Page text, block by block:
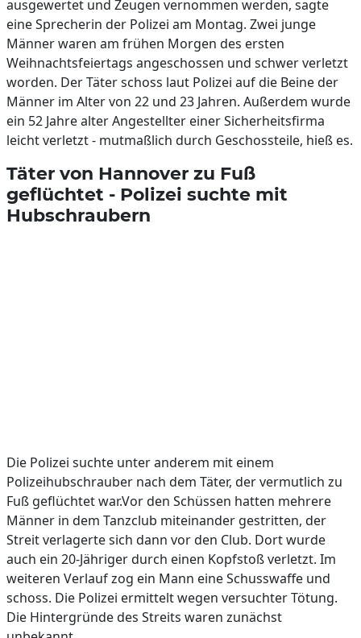
ausgewertet und Zeugen vernommen werden, sagte
eine Sprecherin der Polizei am Montag. Zwei junge
Männer waren am frühen Morgen des ersten
Weihnachtsfeiertags angeschossen und schwer verletzt
worden. Der Täter schoss laut Polizei auf die Beine der
Männer im Alter von 22 und 23 Jahren. Außerdem wurde
ein 52 Jahre alter Angestellter einer Sicherheitsfirma
leicht verletzt - mutmaßlich durch Geschossteile, hieß es.
Täter von Hannover zu Fuß
geflüchtet - Polizei suchte mit
Hubschraubern
Die Polizei suchte unter anderem mit einem
Polizeihubschrauber nach dem Täter, der vermutlich zu
Fuß geflüchtet war.Vor den Schüssen hatten mehrere
Männer in dem Tanzclub miteinander gestritten, der
Streit verlagerte sich dann vor den Club. Dort wurde
auch ein 20-Jähriger durch einen Kopfstoß verletzt. Im
weiteren Verlauf zog ein Mann eine Schusswaffe und
schoss. Die Polizei ermittelt wegen versuchter Tötung.
Die Hintergründe des Streits waren zunächst